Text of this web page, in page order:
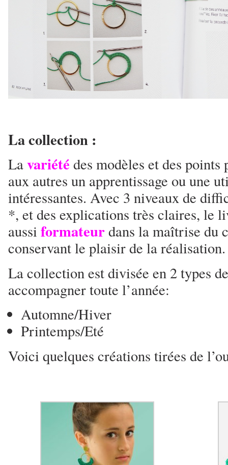
La collection :
Lavariété des modèles et des
aux autres un apprentissage ou une
intéressantes. Avec 3 niveaux de
*, et des explications très claires, le
aussi formateurdans la maîtrise du
conservant le plaisir de la réalisation.
La collection est divisée en 2 types
accompagner toute l’année:
Automne/Hiver
Printemps/Eté
Voici quelques créations tirées de